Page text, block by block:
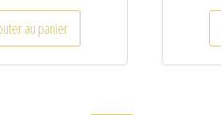
au panier